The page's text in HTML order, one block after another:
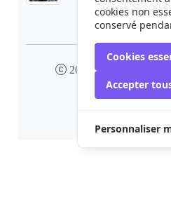
cookies non
conservé
Cookies
Accepter
Personnaliser
2024 camp-boiro.org -
Mémorial des